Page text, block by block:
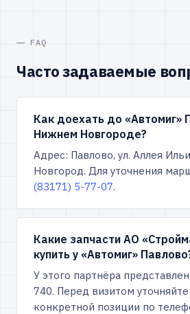
FAQ
Часто задаваемые
Как доехать до «Автомиг»
Нижнем Новгороде?
Адрес: Павлово, ул. Аллея
Новгород. Для уточнения
(83171) 5-77-07.
Какие запчасти АО
купить у «Автомиг»
У этого партнёра
740. Перед визитом
конкретной позиции по